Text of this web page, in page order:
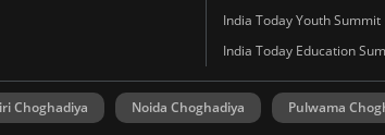
India Today Youth Summit
India Today Education
Choghadiya Noida Choghadiya Pulwama